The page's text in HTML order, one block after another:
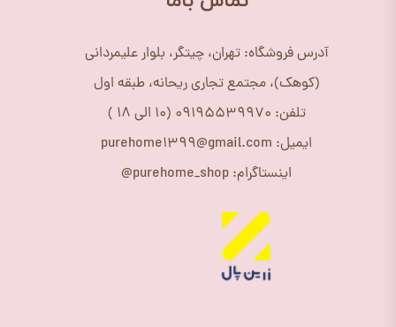
آدرس فروشگاه: تهران، چیتگر، بلوار علیمردانی
(کوهک)، مجتمع تجاری ریحانه، طبقه اول
تلفن: 09195539970 (10 الی 18 )
ایمیل: purehome1399@gmail.com
اینستاگرام: purehome_shop@